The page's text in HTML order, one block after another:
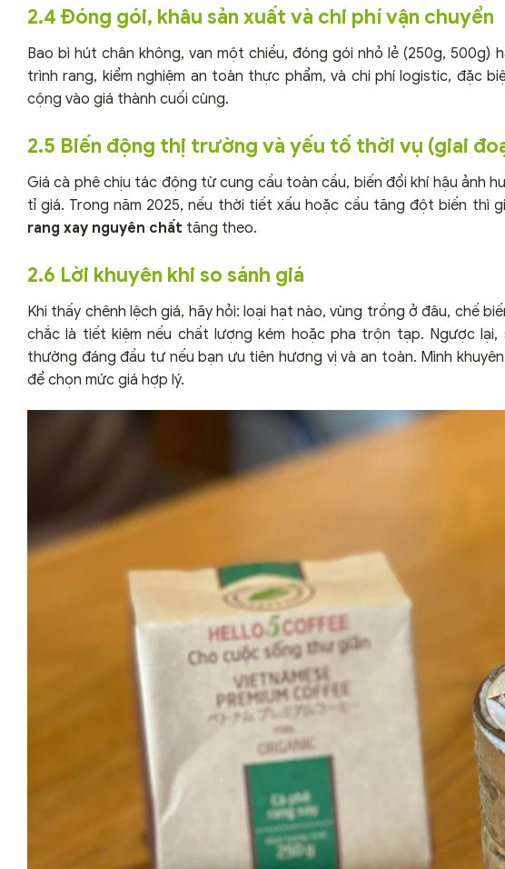
2.4 Đóng gói, khâu sản xuất và chi phí vận chuyển
Bao bì hút chân không, van một chiều, đóng gói nhỏ lẻ (250g, 500g)
trình rang, kiểm nghiệm an toàn thực phẩm, và chi phí logistic, đặc
cộng vào giá thành cuối cùng.
2.5 Biến động thị trường và yếu tố thời vụ (giai
Giá cà phê chịu tác động từ cung cầu toàn cầu, biến đổi khí hậu ảnh
tỉ giá. Trong năm 2025, nếu thời tiết xấu hoặc cầu tăng đột biến thì
rang xay nguyên chất tăng theo.
2.6 Lời khuyên khi so sánh giá
Khi thấy chênh lệch giá, hãy hỏi: loại hạt nào, vùng trồng ở đâu, chế
chắc là tiết kiệm nếu chất lượng kém hoặc pha trộn tạp. Ngược
thường đáng đầu tư nếu bạn ưu tiên hương vị và an toàn. Mình
để chọn mức giá hợp lý.